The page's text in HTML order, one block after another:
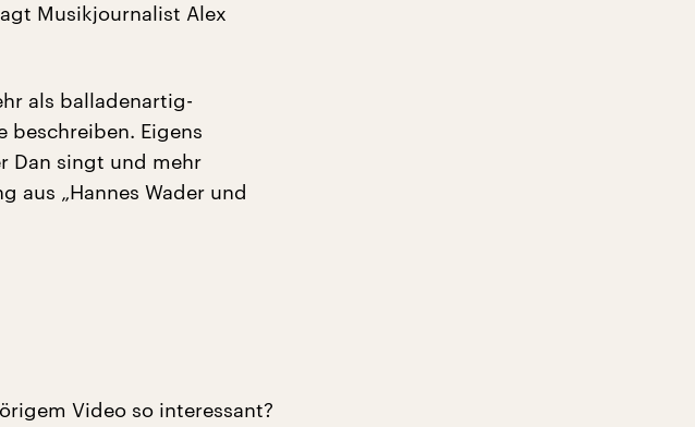
Musikjournalist Alex
als balladenartig-
beschreiben. Eigens
Dan singt und mehr
aus „Hannes Wader und
Video so interessant?